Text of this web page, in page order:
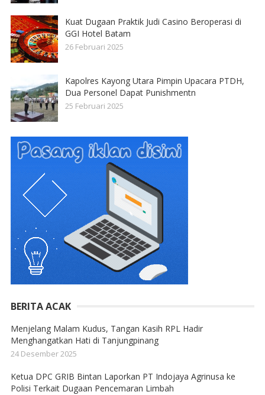
Kuat Dugaan Praktik Judi Casino Beroperasi di
GGI Hotel Batam
26 Februari 2025
Kapolres Kayong Utara Pimpin Upacara PTDH,
Dua Personel Dapat Punishmentn
25 Februari 2025
BERITA ACAK
Menjelang Malam Kudus, Tangan Kasih RPL Hadir
Menghangatkan Hati di Tanjungpinang
24 Desember 2025
Ketua DPC GRIB Bintan Laporkan PT Indojaya Agrinusa ke
Polisi Terkait Dugaan Pencemaran Limbah